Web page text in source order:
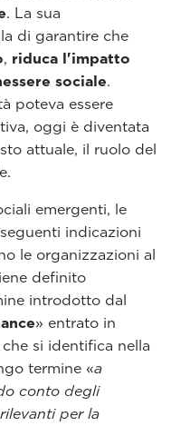
. La sua
di garantire che
, riduca l'impatto
sociale.
poteva essere
oggi è diventata
attuale, il ruolo del
emergenti, le
indicazioni
le organizzazioni al
definito
introdotto dal
» entrato in
si identifica nella
termine «a
conto degli
per la